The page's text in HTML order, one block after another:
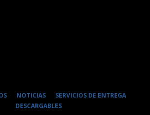
NOTICIAS
SERVICIOS DE ENTREGA
DESCARGABLES